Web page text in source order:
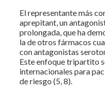
El representante más
aprepitant, un
prolongada, que ha
la de otros fármacos
con antagonistas
Este enfoque tripartito
internacionales para
de riesgo (5, 8).